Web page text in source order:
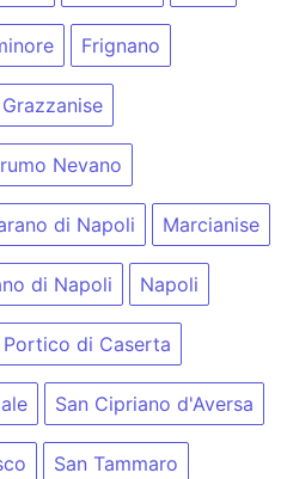
Frignano
Grazzanise
Nevano
di Napoli Marcianise
di Napoli Napoli
Portico di Caserta
San Cipriano d'Aversa
San Tammaro